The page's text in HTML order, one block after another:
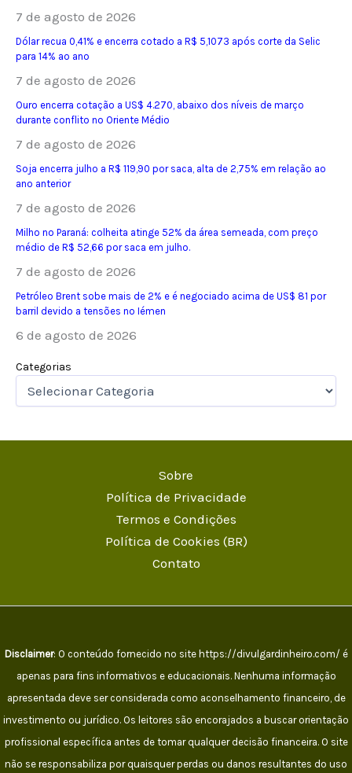
7 de agosto de 2026
Dólar recua 0,41% e encerra cotado a R$ 5,1073 após corte da Selic
para 14% ao ano
7 de agosto de 2026
Ouro encerra cotação a US$ 4.270, abaixo dos níveis de março
durante conflito no Oriente Médio
7 de agosto de 2026
Soja encerra julho a R$ 119,90 por saca, alta de 2,75% em relação ao
ano anterior
7 de agosto de 2026
Milho no Paraná: colheita atinge 52% da área semeada, com preço
médio de R$ 52,66 por saca em julho.
7 de agosto de 2026
Petróleo Brent sobe mais de 2% e é negociado acima de US$ 81 por
barril devido a tensões no Iémen
6 de agosto de 2026
Categorias
Sobre
Política de Privacidade
Termos e Condições
Política de Cookies (BR)
Contato
Disclaimer: O conteúdo fornecido no site https://divulgardinheiro.com/ é
apenas para fins informativos e educacionais. Nenhuma informação
apresentada deve ser considerada como aconselhamento financeiro, de
investimento ou jurídico. Os leitores são encorajados a buscar orientação
profissional específica antes de tomar qualquer decisão financeira. O site
não se responsabiliza por quaisquer perdas ou danos resultantes do uso